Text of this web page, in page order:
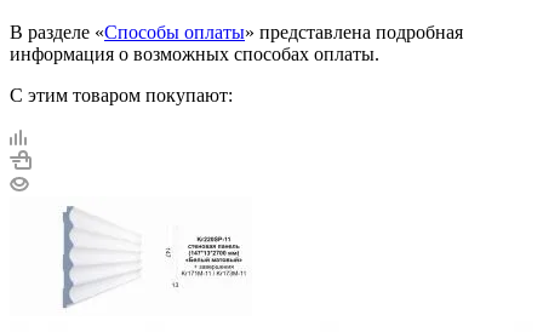
В разделе «Способы оплаты» представлена подробная
информация о возможных способах оплаты.
С этим товаром покупают: